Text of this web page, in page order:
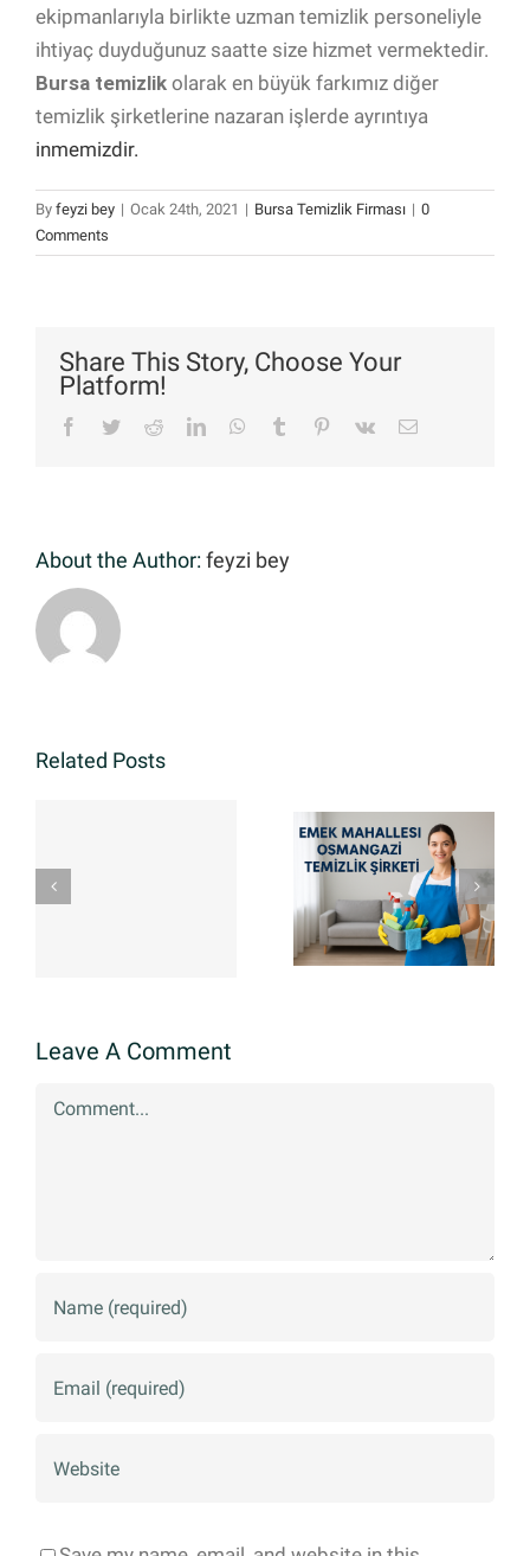
ekipmanlarıyla birlikte uzman temizlik personeliyle
ihtiyaç duyduğunuz saatte size hizmet vermektedir.
Bursa temizlik olarak en büyük farkımız diğer
temizlik şirketlerine nazaran işlerde ayrıntıya
inmemizdir.
By feyzi bey | Ocak 24th, 2021 | Bursa Temizlik Firması | 0
Comments
Share This Story, Choose Your
Platform!
Facebook
TwitterRedditLinkedInWhatsApp
Tumblr Pinterest
Vk Email
About the Author:feyzi bey
Related Posts
İNŞAAT
SONRA
TEMİZLİK
FİRMASI | ☎️
(0531) 911
Leave A Comment
Comment